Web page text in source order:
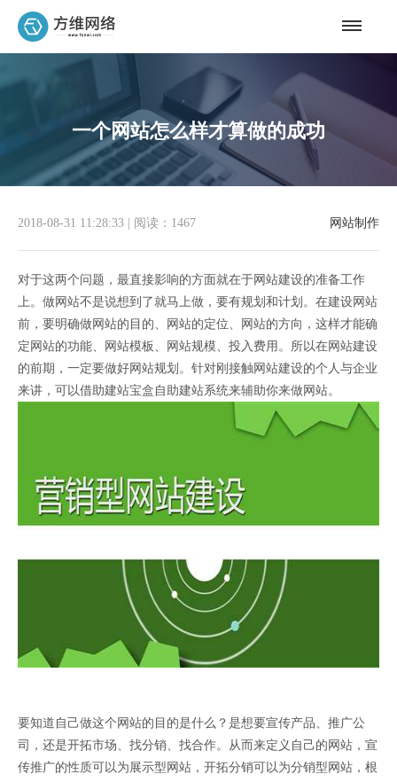
一个网站怎么样才算做的成功
网站制作
2018-08-31 11:28:33 阅读：1467
对于这两个问题，最直接影响的方面就在于网站建设的准备工作
上。做网站不是说想到了就马上做，要有规划和计划。在建设网站
前，要明确做网站的目的、网站的定位、网站的方向，这样才能确
定网站的功能、网站模板、网站规模、投入费用。所以在网站建设
的前期，一定要做好网站规划。针对刚接触网站建设的个人与企业
来讲，可以借助建站宝盒自助建站系统来辅助你来做网站。
要知道自己做这个网站的目的是什么？是想要宣传产品、推广公
司，还是开拓市场、找分销、找合作。从而来定义自己的网站，宣
传推广的性质可以为展示型网站，开拓分销可以为分销型网站，根